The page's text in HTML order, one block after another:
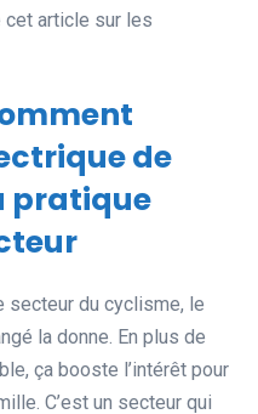
cet article sur les
de
pratique
secteur du cyclisme, le
la donne. En plus de
ça booste l’intérêt pour
C’est un secteur qui